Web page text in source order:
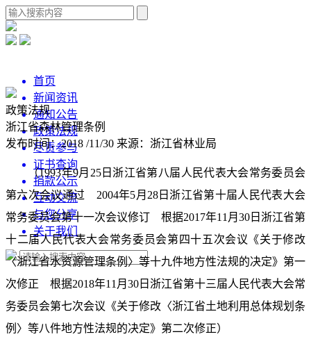
首页
新闻资讯
通知公告
政策法规
尽责参与
证书查询
捐款公示
互动交流
与您分享
关于我们
政策法规
浙江省森林管理条例
发布时间：2018 /11/30 来源：浙江省林业局
（1993年9月25日浙江省第八届人民代表大会常务委员会
第六次会议通过 2004年5月28日浙江省第十届人民代表大会
常务委员会第十一次会议修订 根据2017年11月30日浙江省第
十二届人民代表大会常务委员会第四十五次会议《关于修改
〈浙江省水资源管理条例〉等十九件地方性法规的决定》第一
次修正 根据2018年11月30日浙江省第十三届人民代表大会常
务委员会第七次会议《关于修改〈浙江省土地利用总体规划条
例〉等八件地方性法规的决定》第二次修正）